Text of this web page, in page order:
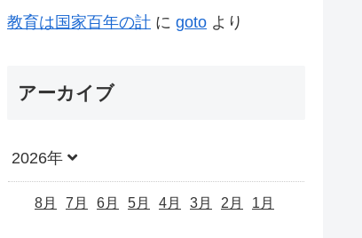
教育は国家百年の計 に goto より
アーカイブ
2026年
8月 7月 6月 5月 4月 3月 2月 1月